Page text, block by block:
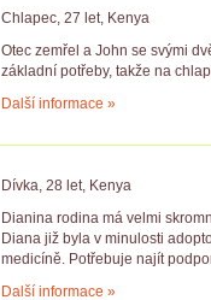
Chlapec, 27 let, Kenya
Otec zemřel a John se svými
základní potřeby, takže na
Další informace »
Dívka, 28 let, Kenya
Dianina rodina má velmi
Diana již byla v minulosti
medicíně. Potřebuje najít
Další informace »